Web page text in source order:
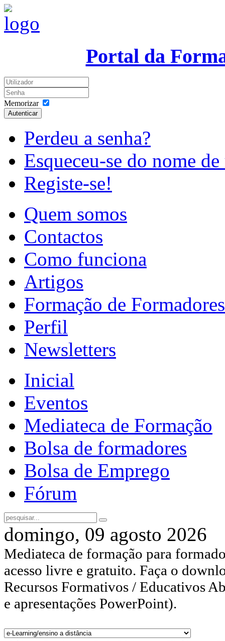
Portal da
Memorizar
Autenticar
Perdeu a senha?
Esqueceu-se do nome
Registe-se!
Quem somos
Contactos
Como funciona
Artigos
Formação de Formadores
Perfil
Newsletters
Inicial
Eventos
Mediateca de Formação
Bolsa de formadores
Bolsa de Emprego
Fórum
domingo, 09 agosto 2026
Mediateca de formação para
acesso livre e gratuito. Faça o
Recursos Formativos / Educativos
e apresentações PowerPoint).